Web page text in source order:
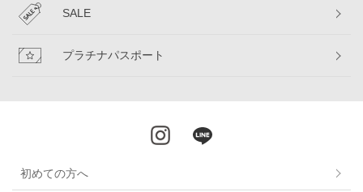
SALE
プラチナパスポート
初めての方へ